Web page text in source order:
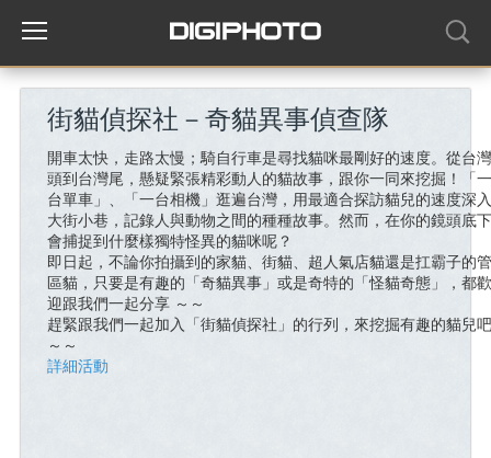
街貓偵探社－奇貓異事偵查隊
開車太快，走路太慢；騎自行車是尋找貓咪最剛好的速度。從台
頭到台灣尾，懸疑緊張精彩動人的貓故事，跟你一同來挖掘！「
台單車」、「一台相機」逛遍台灣，用最適合探訪貓兒的速度深
大街小巷，記錄人與動物之間的種種故事。然而，在你的鏡頭底
會捕捉到什麼樣獨特怪異的貓咪呢？
即日起，不論你拍攝到的家貓、街貓、超人氣店貓還是扛霸子的
區貓，只要是有趣的「奇貓異事」或是奇特的「怪貓奇態」，都
迎跟我們一起分享 ～～
趕緊跟我們一起加入「街貓偵探社」的行列，來挖掘有趣的貓兒
～～
詳細活動